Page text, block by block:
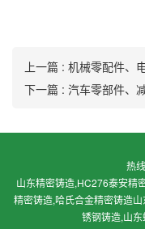
上一篇 : 机械零配件、
下一篇 : 汽车零部件、
热
山东精密铸造,HC276泰安精
精密铸造,哈氏合金精密铸造
锈钢铸造,山